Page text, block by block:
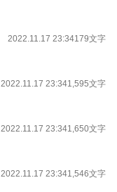
2022.11.17 23:34179文字
2022.11.17 23:341,595文字
2022.11.17 23:341,650文字
2022.11.17 23:341,546文字